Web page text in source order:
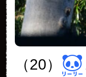
（20）